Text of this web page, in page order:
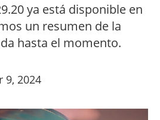
ya está disponible en
un resumen de la
hasta el momento.
9, 2024